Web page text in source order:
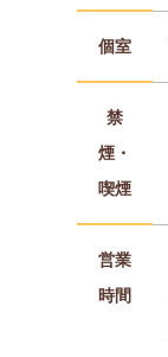
個室
禁
煙・
喫煙
営業
時間